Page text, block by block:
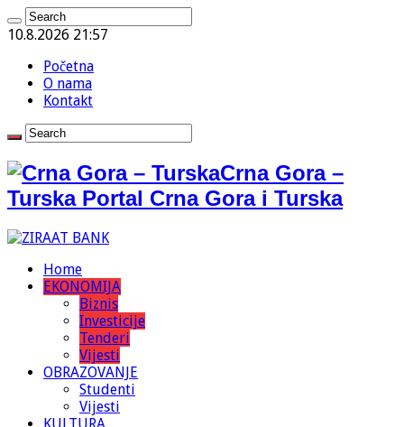
10.8.2026 21:57
Početna
O nama
Kontakt
Crna Gora –
Turska Portal Crna Gora i Turska
Home
EKONOMIJA
Biznis
Investicije
Tenderi
Vijesti
OBRAZOVANJE
Studenti
Vijesti